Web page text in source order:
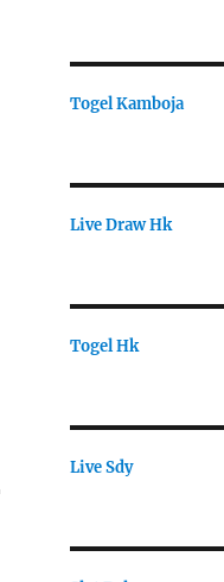
Togel Kamboja
Live Draw Hk
Togel Hk
Live Sdy